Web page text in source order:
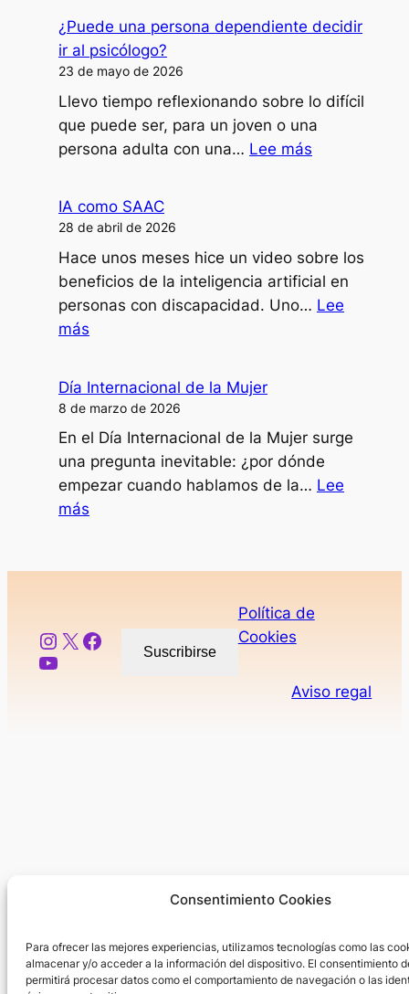
Consentimiento Cookies
Para ofrecer las mejores experiencias, utilizamos tecnologías como las
almacenar y/o acceder a la información del dispositivo. El consentimiento
permitirá procesar datos como el comportamiento de navegación o las
clases,
formaciones
ponencias
con
mi
¿Puede una persona dependiente decidir
ir al psicólogo?
23 de mayo de 2026
Llevo tiempo reflexionando sobre lo difícil
que puede ser, para un joven o una
persona adulta con una… Lee más
decidir
ir
al
IA como SAAC
28 de abril de 2026
Hace unos meses hice un video sobre los
beneficios de la inteligencia artificial en
personas con discapacidad. Uno… Lee
más
SAAC
Día Internacional de la Mujer
8 de marzo de 2026
En el Día Internacional de la Mujer surge
una pregunta inevitable: ¿por dónde
empezar cuando hablamos de la… Lee
más
Mujer
Instagram
X Facebook
YouTube
Suscribirse
Política de
Cookies
Aviso regal